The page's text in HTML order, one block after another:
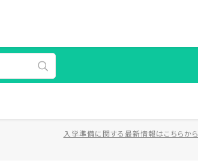
入学準備に関する最新情報はこちらから